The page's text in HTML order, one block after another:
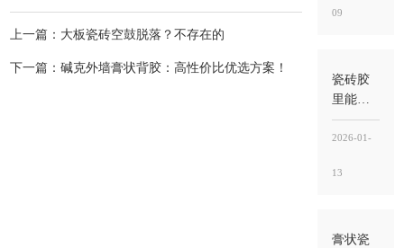
上一篇：大板瓷砖空鼓脱落？不存在的
下一篇：碱克外墙膏状背胶：高性价比优选方案！
背胶
砖胶
管“承托
粘结”
09
瓷砖胶
里能掺
水泥
吗？不
意掺，
更容易
2026-01-
13
膏状瓷